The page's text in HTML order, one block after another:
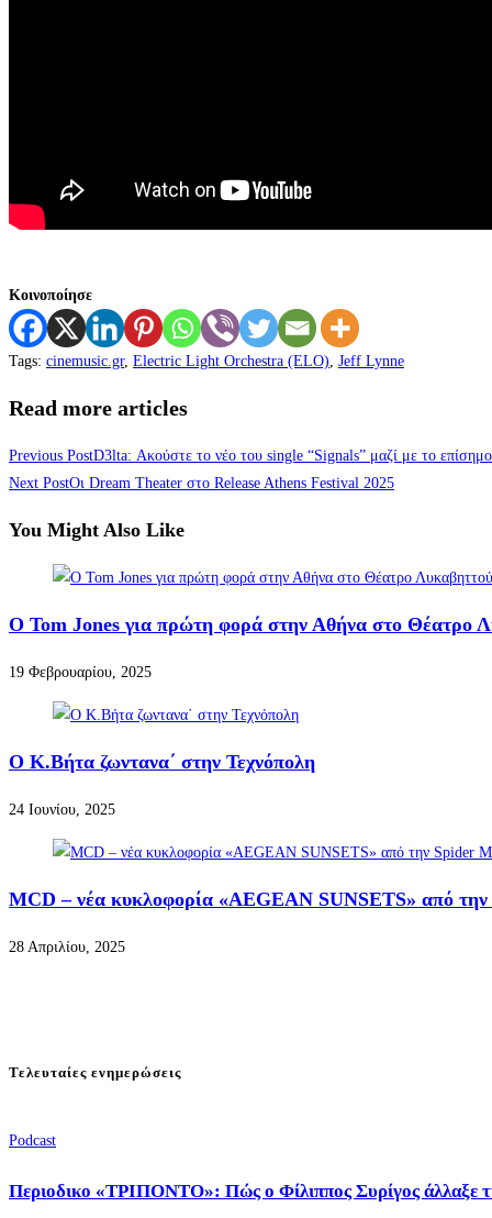
Κοινοποίησε
Tags: cinemusic.gr, Electric Light Orchestra (ELO) Jeff Lynne
Read more articles
Previous PostD3lta: Ακούστε το νέο του single “Signals” μαζί με το
Next PostΟι Dream Theater στο Release Athens Festival 2025
You Might Also Like
Ο Tom Jones για πρώτη φορά στην Αθήνα στο Θέατρο
19 Φεβρουαρίου, 2025
O Κ.Βήτα ζωντανα΄ στην Τεχνόπολη
24 Ιουνίου, 2025
MCD – νέα κυκλοφορία «AEGEAN SUNSETS» από
28 Απριλίου, 2025
Τελευταίες ενημερώσεις
Podcast
Περιοδικο «ΤΡΙΠΟΝΤΟ»: Πώς ο Φίλιππος Συρίγος άλλαξε